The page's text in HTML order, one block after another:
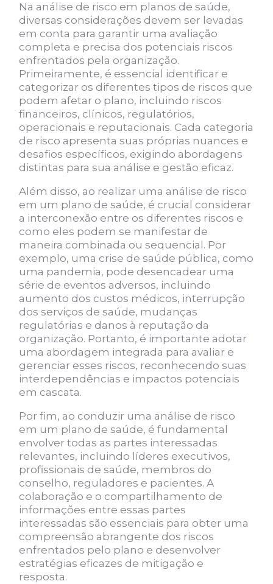
Na análise de risco em planos de saúde,
diversas considerações devem ser levadas
em conta para garantir uma avaliação
completa e precisa dos potenciais riscos
enfrentados pela organização.
Primeiramente, é essencial identificar e
categorizar os diferentes tipos de riscos que
podem afetar o plano, incluindo riscos
financeiros, clínicos, regulatórios,
operacionais e reputacionais. Cada categoria
de risco apresenta suas próprias nuances e
desafios específicos, exigindo abordagens
distintas para sua análise e gestão eficaz.
Além disso, ao realizar uma análise de risco
em um plano de saúde, é crucial considerar
a interconexão entre os diferentes riscos e
como eles podem se manifestar de
maneira combinada ou sequencial. Por
exemplo, uma crise de saúde pública, como
uma pandemia, pode desencadear uma
série de eventos adversos, incluindo
aumento dos custos médicos, interrupção
dos serviços de saúde, mudanças
regulatórias e danos à reputação da
organização. Portanto, é importante adotar
uma abordagem integrada para avaliar e
gerenciar esses riscos, reconhecendo suas
interdependências e impactos potenciais
em cascata.
Por fim, ao conduzir uma análise de risco
em um plano de saúde, é fundamental
envolver todas as partes interessadas
relevantes, incluindo líderes executivos,
profissionais de saúde, membros do
conselho, reguladores e pacientes. A
colaboração e o compartilhamento de
informações entre essas partes
interessadas são essenciais para obter uma
compreensão abrangente dos riscos
enfrentados pelo plano e desenvolver
estratégias eficazes de mitigação e
resposta.